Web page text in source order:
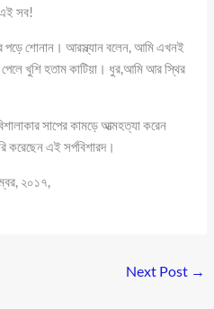
এই সব!
পড়ে শোনান। আরস্ল্যান বলেন, আমি এখনই
পেলে খুশি হতাম কাটিয়া। ধুর,আমি আর স্থির
সাপের কামড়ে আত্মহত্যা করেন
করেছেন এই সর্পবিশারদ।
২০১৭,
Next Post →